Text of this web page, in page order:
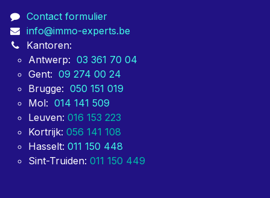
Contact formulier
info@immo-experts.be
Kantoren:
Antwerp: 03 361 70 04
Gent: 09 274 00 24
Brugge: 050 151 019
Mol: 014 141 509
Leuven: 016 153 223
Kortrijk: 056 141 108
Hasselt: 011 150 448
Sint-Truiden: 011 150 449